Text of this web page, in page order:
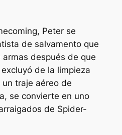
Peter se
de salvamento que
después de que
de la limpieza
traje aéreo de
se convierte en uno
de Spider-